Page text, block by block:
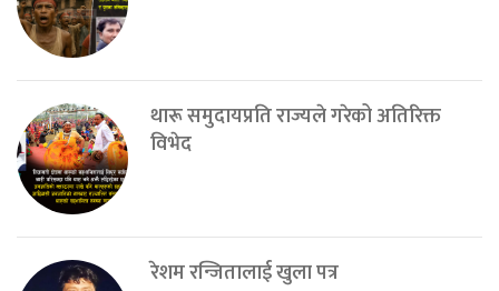
थारू समुदायप्रति राज्यले गरेको अतिरिक्त
विभेद
रेशम रन्जितालाई खुला पत्र